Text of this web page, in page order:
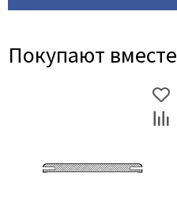
Покупают вместе